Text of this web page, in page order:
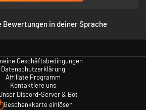
Bewertungen in deiner Sprache
Geschäftsbedingungen
Datenschutzerklärung
Affiliate Programm
Kontaktiere uns
Discord-Server & Bot
Geschenkkarte einlösen